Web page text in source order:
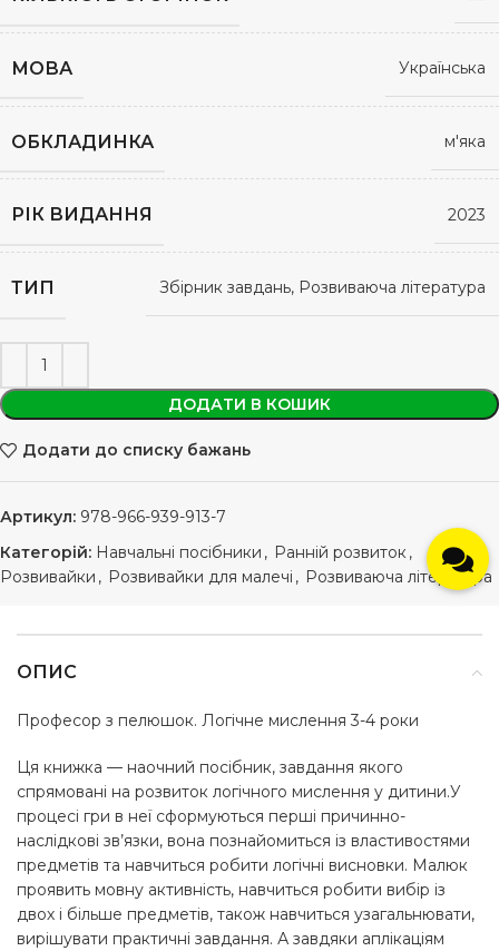
МОВА Українська
ОБКЛАДИНКА м'яка
РІК ВИДАННЯ 2023
ТИП Збірник завдань, Розвиваюча література
ДОДАТИ В КОШИК
Додати до списку бажань
Артикул: 978-966-939-913-7
Категорій: Навчальні посібники , Ранній розвиток,
Розвивайки , Розвивайки для малечі , Розвиваюча література
ОПИС
Професор з пелюшок. Логічне мислення 3-4 роки
Ця книжка — наочний посібник, завдання якого
спрямовані на розвиток логічного мислення у дитини.У
процесі гри в неї сформуються перші причинно-
наслідкові зв’язки, вона познайомиться із властивостями
предметів та навчиться робити логічні висновки. Малюк
проявить мовну активність, навчиться робити вибір із
двох і більше предметів, також навчиться узагальнювати,
вирішувати практичні завдання. А завдяки аплікаціям